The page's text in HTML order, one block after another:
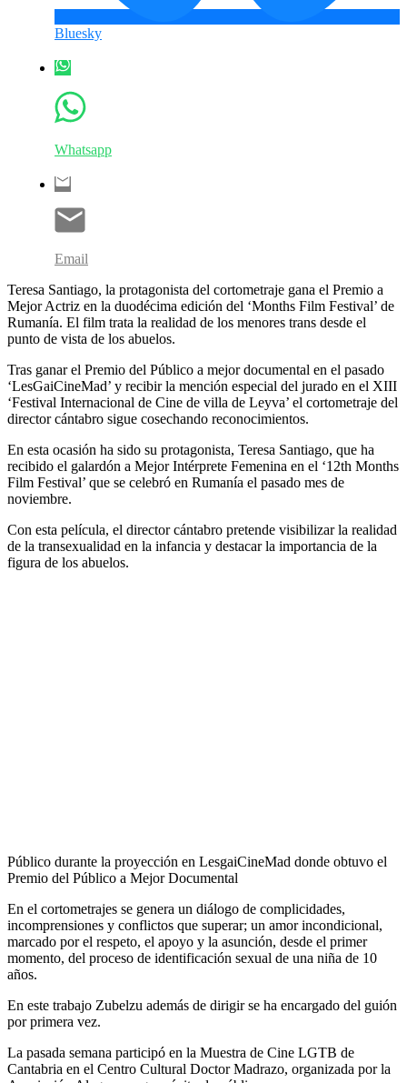
Bluesky
Whatsapp
Email
Teresa Santiago, la protagonista del cortometraje gana el Premio a
Mejor Actriz en la duodécima edición del ‘Months Film Festival’ de
Rumanía. El film trata la realidad de los menores trans desde el
punto de vista de los abuelos.
Tras ganar el Premio del Público a mejor documental en el pasado
‘LesGaiCineMad’ y recibir la mención especial del jurado en el XIII
‘Festival Internacional de Cine de villa de Leyva’ el cortometraje del
director cántabro sigue cosechando reconocimientos.
En esta ocasión ha sido su protagonista, Teresa Santiago, que ha
recibido el galardón a Mejor Intérprete Femenina en el ‘12th Months
Film Festival’ que se celebró en Rumanía el pasado mes de
noviembre.
Con esta película, el director cántabro pretende visibilizar la realidad
de la transexualidad en la infancia y destacar la importancia de la
figura de los abuelos.
Público durante la proyección en LesgaiCineMad donde obtuvo el
Premio del Público a Mejor Documental
En el cortometrajes se genera un diálogo de complicidades,
incomprensiones y conflictos que superar; un amor incondicional,
marcado por el respeto, el apoyo y la asunción, desde el primer
momento, del proceso de identificación sexual de una niña de 10
años.
En este trabajo Zubelzu además de dirigir se ha encargado del guión
por primera vez.
La pasada semana participó en la Muestra de Cine LGTB de
Cantabria en el Centro Cultural Doctor Madrazo, organizada por la